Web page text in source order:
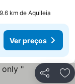
km de Aquileia
Ver preços
Partilhar